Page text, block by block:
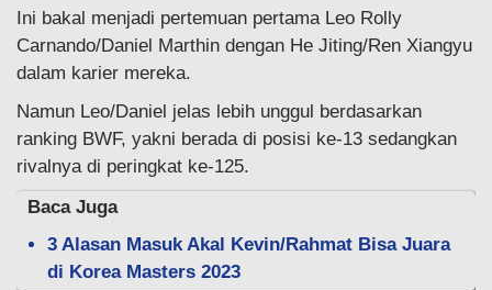
Ini bakal menjadi pertemuan pertama Leo Rolly
Carnando/Daniel Marthin dengan He Jiting/Ren Xiangyu
dalam karier mereka.
Namun Leo/Daniel jelas lebih unggul berdasarkan
ranking BWF, yakni berada di posisi ke-13 sedangkan
rivalnya di peringkat ke-125.
Baca Juga
3 Alasan Masuk Akal Kevin/Rahmat Bisa Juara
di Korea Masters 2023